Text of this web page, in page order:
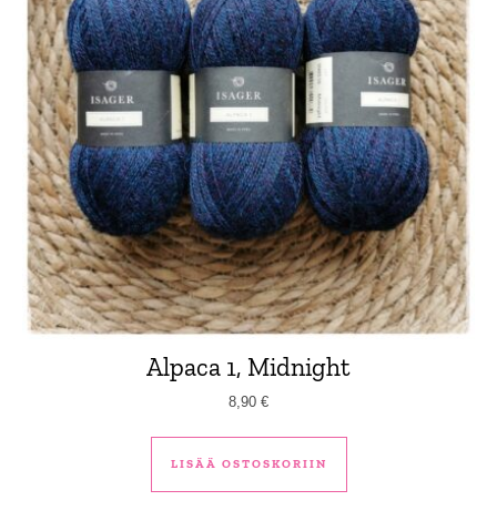
Alpaca 1, Midnight
8,90 €
LISÄÄ OSTOSKORIIN